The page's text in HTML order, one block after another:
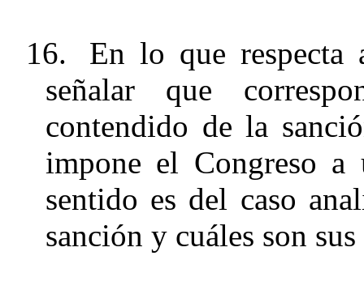
16.
En lo que respecta
señalar que
contendido de la
impone el Congreso
sentido es del caso
sanción y cuáles son sus